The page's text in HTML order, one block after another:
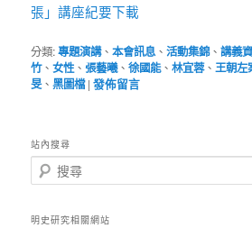
張」講座紀要下載
分類:專題演講、本會訊息 、活動集錦、講義
竹、女性 、張藝曦、徐國能、林宜蓉、王朝左
旻、黑圖檔 |發佈留言
站內搜尋
搜
尋
明史研究相關網站